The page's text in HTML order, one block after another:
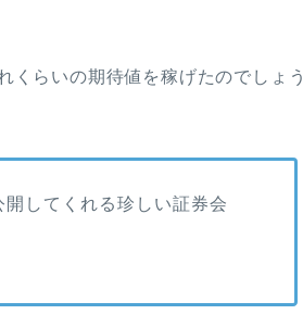
くらいの期待値を稼げたのでしょう
してくれる珍しい証券会